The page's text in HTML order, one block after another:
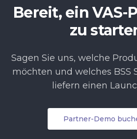
Bereit, ein VAS-
zu
Sagen Sie uns, welche
möchten und welches BSS
liefern einen
Partner-Demo